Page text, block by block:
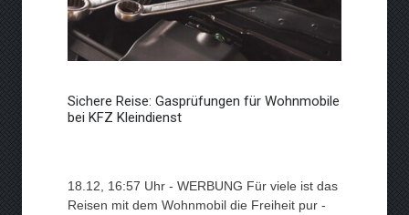
Sichere Reise: Gasprüfungen für Wohnmobile
bei KFZ Kleindienst
18.12, 16:57 Uhr - WERBUNG Für viele ist das
Reisen mit dem Wohnmobil die Freiheit pur -